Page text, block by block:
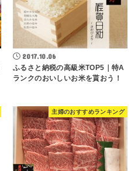
2017.10.06
ふるさと納税の高級米TOP5｜特A
ランクのおいしいお米を貰おう！
主婦のおすすめランキング